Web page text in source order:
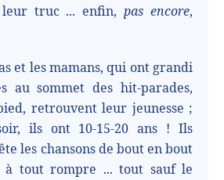
leur truc ... enfin,pas encore,
et les mamans, qui ont grandi
au sommet des hit-parades,
retrouvent leur jeunesse ;
ils ont 10-15-20 ans ! Ils
les chansons de bout en bout
à tout rompre ... tout sauf le